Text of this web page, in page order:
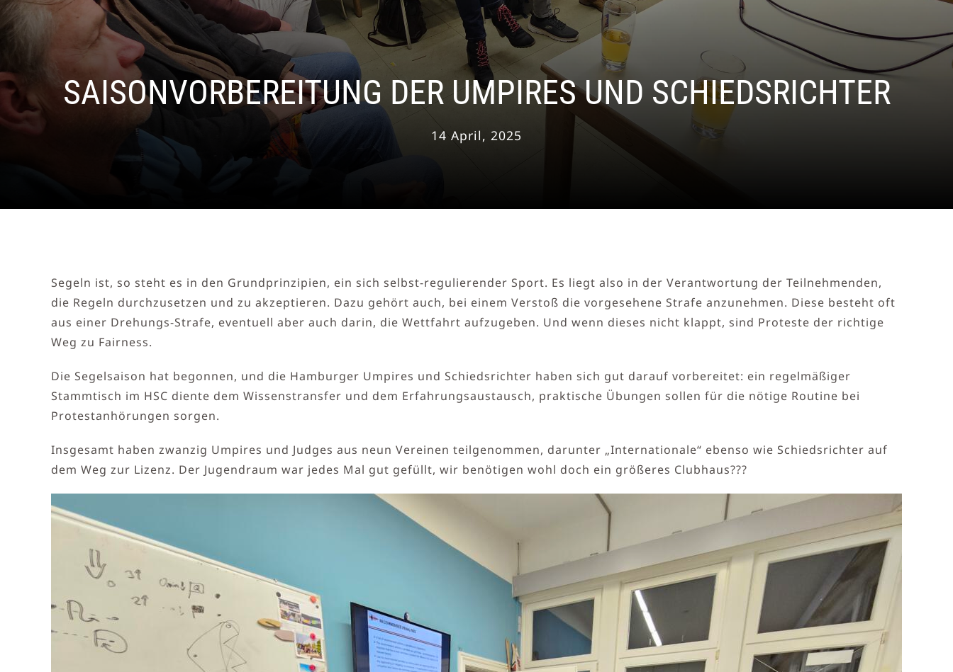
SAISONVORBEREITUNG DER UMPIRES UND SCHIEDSRICHTER
14 April, 2025
Segeln ist, so steht es in den Grundprinzipien, ein sich selbst-regulierender Sport. Es liegt also in der Verantwortung der Teilnehmenden,
die Regeln durchzusetzen und zu akzeptieren. Dazu gehört auch, bei einem Verstoß die vorgesehene Strafe anzunehmen. Diese besteht oft
aus einer Drehungs-Strafe, eventuell aber auch darin, die Wettfahrt aufzugeben. Und wenn dieses nicht klappt, sind Proteste der richtige
Weg zu Fairness.
Die Segelsaison hat begonnen, und die Hamburger Umpires und Schiedsrichter haben sich gut darauf vorbereitet: ein regelmäßiger
Stammtisch im HSC diente dem Wissenstransfer und dem Erfahrungsaustausch, praktische Übungen sollen für die nötige Routine bei
Protestanhörungen sorgen.
Insgesamt haben zwanzig Umpires und Judges aus neun Vereinen teilgenommen, darunter „Internationale“ ebenso wie Schiedsrichter auf
dem Weg zur Lizenz. Der Jugendraum war jedes Mal gut gefüllt, wir benötigen wohl doch ein größeres Clubhaus???